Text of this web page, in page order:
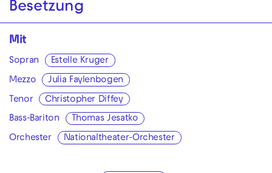
Besetzung
Mit
Sopran Estelle Kruger
Mezzo Julia Faylenbogen
Tenor Christopher Diffey
Bass-Bariton Thomas Jesatko
Orchester Nationaltheater-Orchester